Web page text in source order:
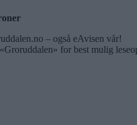
– også eAvisen vår!
for best mulig